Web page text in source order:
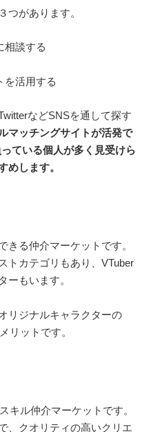
つがあります。
相談する
を活用する
などSNSを通して探す
マッチングサイトが活発で
ている個人が多く見受けら
めします。
きる仲介マーケットです。
トカテゴリもあり、VTuber
ーもいます。
リジナルキャラクターの
リットです。
キル仲介マーケットです。
、クオリティの高いクリエ